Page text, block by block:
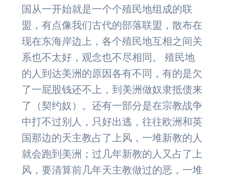
国从一开始就是一个个殖民地组成的联
盟，有点像我们古代的部落联盟，散布在
现在东海岸边上，各个殖民地互相之间关
系也不太好，观念也不尽相同。 殖民地
的人到达美洲的原因各有不同，有的是欠
了一屁股钱还不上，到美洲做奴隶抵债来
了（契约奴）。还有一部分是在宗教战争
中打不过别人，只好出逃，往往欧洲和英
国那边的天主教占了上风，一堆新教的人
就会跑到美洲；过几年新教的人又占了上
风，要清算前几年天主教做过的恶，一堆